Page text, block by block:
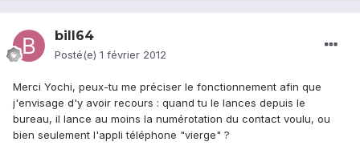
bill64
Posté(e) 1 février 2012
Merci Yochi, peux-tu me préciser le fonctionnement afin que
j'envisage d'y avoir recours : quand tu le lances depuis le
bureau, il lance au moins la numérotation du contact voulu, ou
bien seulement l'appli téléphone "vierge" ?